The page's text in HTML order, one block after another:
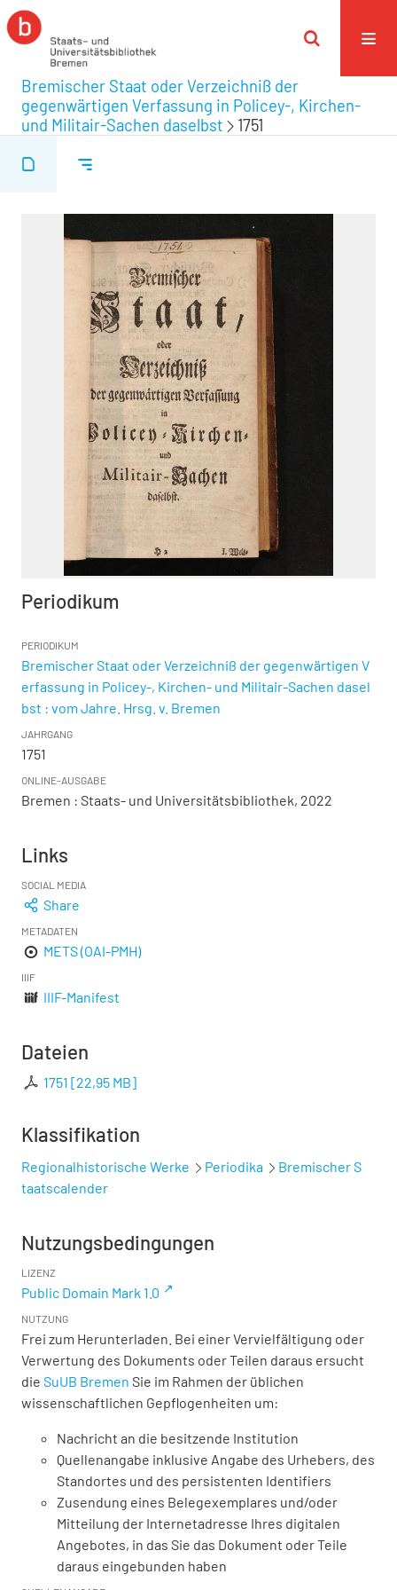
Bremischer Staat oder Verzeichniß der
gegenwärtigen Verfassung in Policey-, Kirchen-
und Militair-Sachen daselbst
1751
Periodikum
PERIODIKUM
Bremischer Staat oder Verzeichniß der gegenwärtigen V
erfassung in Policey-, Kirchen- und Militair-Sachen dasel
bst : vom Jahre. Hrsg. v. Bremen
JAHRGANG
1751
ONLINE-AUSGABE
Bremen : Staats- und Universitätsbibliothek, 2022
Links
SOCIAL MEDIA
Share
METADATEN
METS (OAI-PMH)
IIIF
IIIF-Manifest
Dateien
1751 [22,95 MB]
Klassifikation
Regionalhistorische Werke Periodika
Bremischer S
taatscalender
Nutzungsbedingungen
LIZENZ
Public Domain Mark 1.0
NUTZUNG
Frei zum Herunterladen. Bei einer Vervielfältigung oder
Verwertung des Dokuments oder Teilen daraus ersucht
die SuUB Bremen Sie im Rahmen der üblichen
wissenschaftlichen Gepflogenheiten um:
Nachricht an die besitzende Institution
Quellenangabe inklusive Angabe des Urhebers, des
Standortes und des persistenten Identifiers
Zusendung eines Belegexemplares und/oder
Mitteilung der Internetadresse Ihres digitalen
Angebotes, in das Sie das Dokument oder Teile
daraus eingebunden haben